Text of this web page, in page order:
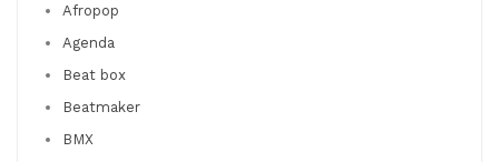
Afropop
Agenda
Beat box
Beatmaker
BMX